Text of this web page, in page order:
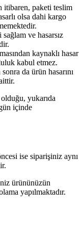
itibaren, paketi teslim
olsa dahi kargo
ve hasarsız
kaynaklı hasar
kabul etmez.
da ürün hasarını
yukarıda
içinde
ise siparişiniz aynı
ürününüzün
yapılmaktadır.